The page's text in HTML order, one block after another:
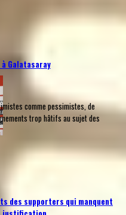
Galatasaray
comme pessimistes, de
trop hâtifs au sujet des
des supporters qui manquent